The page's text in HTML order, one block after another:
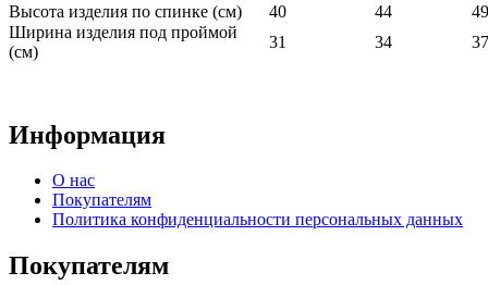
Высота изделия по спинке (см)
40 44
49
Ширина изделия под проймой
(см)
31 34 37
Информация
О нас
Покупателям
Политика конфиденциальности персональных данных
Покупателям